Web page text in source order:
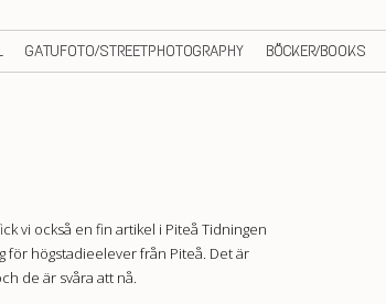
GATUFOTO/STREETPHOTOGRAPHY BÖCKER/BOOKS
vi också en fin artikel i Piteå Tidningen
för högstadieelever från Piteå. Det är
de är svåra att nå.